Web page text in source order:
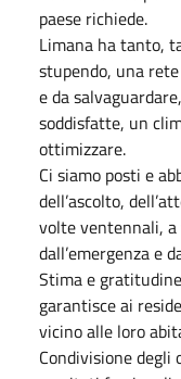
paese richiede.
Limana ha tanto,
stupendo, una
e da
soddisfatte, un
ottimizzare.
Ci siamo posti e
dell’ascolto,
volte ventennali,
dall’emergenza e
Stima e
garantisce ai
vicino alle loro
Condivisione